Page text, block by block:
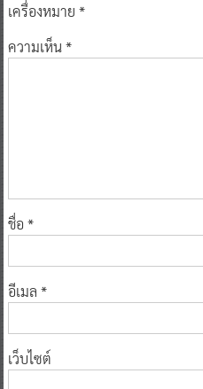
เครื่องหมาย *
ความเห็น*
ชื่อ *
อีเมล *
เว็บไซต์